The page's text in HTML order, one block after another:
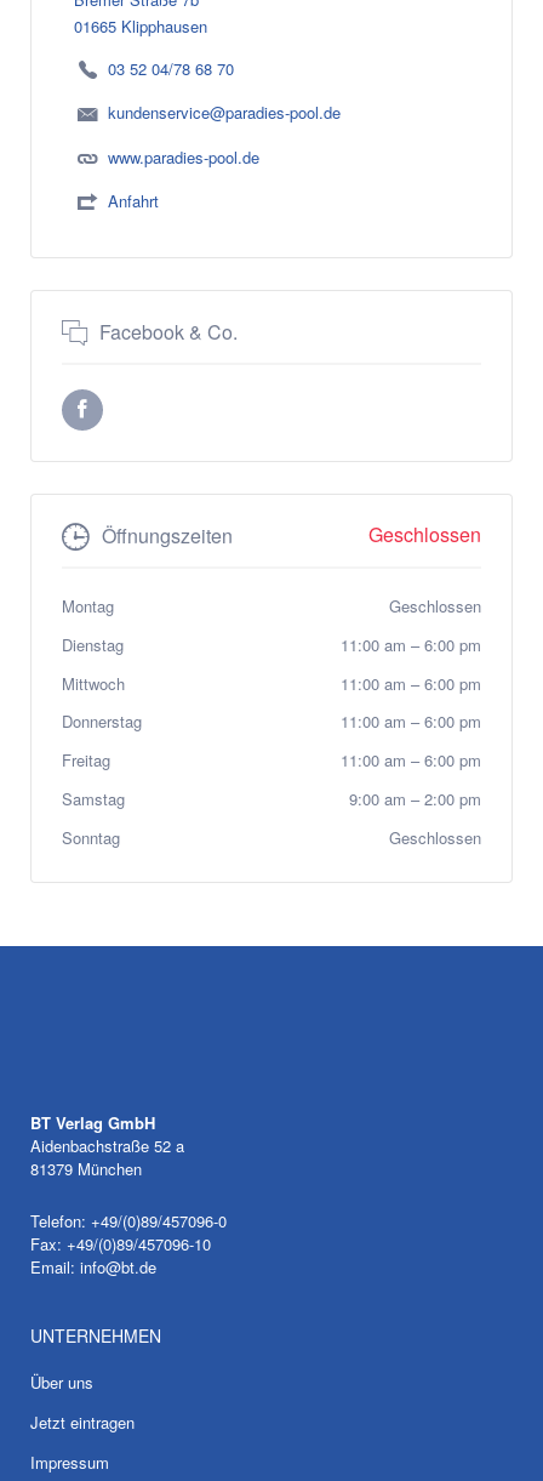
01665 Klipphausen
03 52 04/78 68 70
kundenservice@paradies-pool.de
www.paradies-pool.de
Anfahrt
Facebook & Co.
Öffnungszeiten Geschlossen
Montag
Geschlossen
Dienstag
11:00 am –6:00 pm
Mittwoch
11:00 am –6:00 pm
Donnerstag
11:00 am –6:00 pm
Freitag
11:00 am –6:00 pm
Samstag
9:00 am –2:00 pm
Sonntag
Geschlossen
BT Verlag GmbH
Aidenbachstraße 52 a
81379 München
Telefon: +49/(0)89/457096-0
Fax: +49/(0)89/457096-10
Email: info@bt.de
UNTERNEHMEN
Über uns
Jetzt eintragen
Impressum